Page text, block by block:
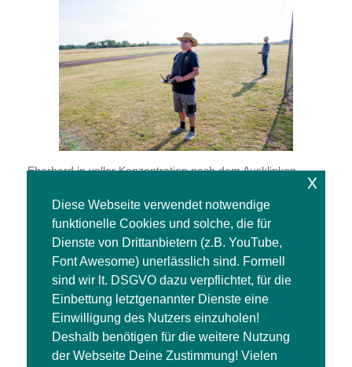
Eberhard in voller Konzentration nach dem Ausklinken.
Diese Webseite verwendet notwendige
funktionelle Cookies und solche, die für
Dienste von Drittanbietern (z.B. YouTube,
Font Awesome) unerlässlich sind. Formell
sind wir lt. DSGVO dazu verpflichtet, für die
Einbettung letztgenannter Dienste eine
Einwilligung des Nutzers einzuholen!
Deshalb benötigen für die weitere Nutzung
der Webseite Deine Zustimmung! Vielen
x